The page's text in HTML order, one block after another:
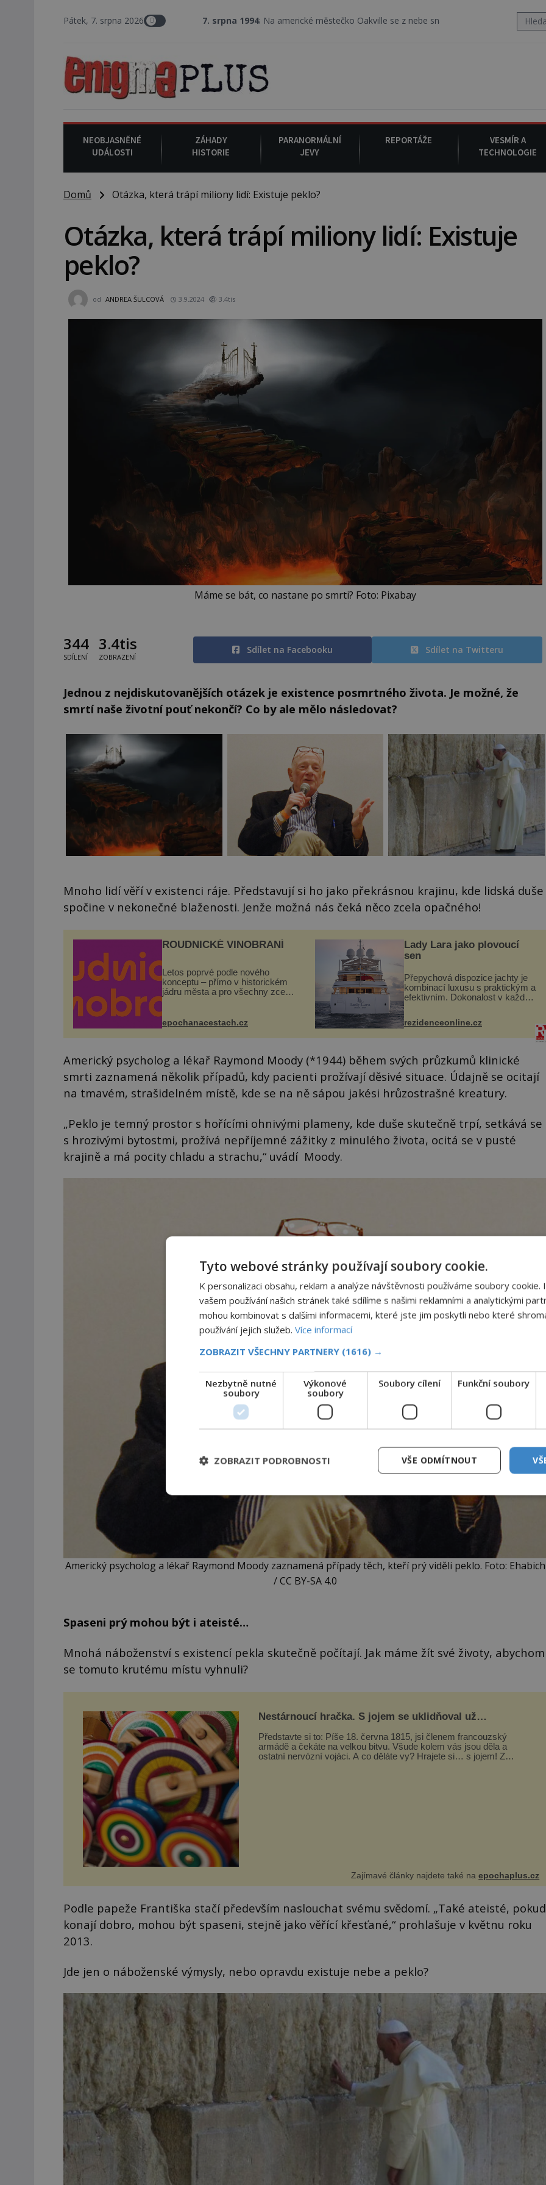
Pátek, 7. srpna 20267. srpna 1994 : Na americké městečko Oakville se z nebe snáší podivná rosolovitá látka neznámého
NEOBJASNĚNÉ
UDÁLOSTI
ZÁHADY
HISTORIE
PARANORMÁLNÍ
JEVY
REPORTÁŽE
VESMÍR A
TECHNOLOGIE
Domů Otázka, která trápí miliony lidí: Existuje peklo?
Otázka, která trápí miliony lidí: Existuje
peklo?
od ANDREA ŠULCOVÁ 3.9.2024 3.4tis
Máme se bát, co nastane po smrti? Foto: Pixabay
344
SDÍLENÍ
3.4tis
ZOBRAZENÍ
Sdílet na Facebooku Sdílet na Twitteru
Jednou z nejdiskutovanějších otázek je existence posmrtného života. Je možné, že
smrtí naše životní pouť nekončí? Co by ale mělo následovat?
Mnoho lidí věří v existenci ráje. Představují si ho jako překrásnou krajinu, kde lidská duše
spočine v nekonečné blaženosti. Jenže možná nás čeká něco zcela opačného!
ROUDNICKÉ VINOBRANÍ
Letos poprvé podle nového
konceptu – přímo v historickém
jádru města a pro všechny zcela
náměstí. Návštěvníci se mohou
těšit na víno, burčák, pes...
epochanacestach.cz
Lady Lara jako plovoucí
sen
Přepychová dispozice jachty je
kombinací luxusu s praktickým a
efektivním. Dokonalost v každém
paluby. Monacký přístav nabízí
každoročn...
rezidenceonline.cz
Americký psycholog a lékař Raymond Moody (*1944) během svých průzkumů klinické
smrti zaznamená několik případů, kdy pacienti prožívají děsivé situace. Údajně se ocitají
na tmavém, strašidelném místě, kde se na ně sápou jakési hrůzostrašné kreatury.
„Peklo je temný prostor s hořícími ohnivými plameny, kde duše skutečně trpí, setkává se
s hrozivými bytostmi, prožívá nepříjemné zážitky z minulého života, ocitá se v pusté
krajině a má pocity chladu a strachu,“ uvádí Moody.
Americký psycholog a lékař Raymond Moody zaznamená případy těch, kteří prý viděli peklo. Foto: Ehabich
/ CC BY-SA 4.0
Spaseni prý mohou být i ateisté…
Mnohá náboženství s existencí pekla skutečně počítají. Jak máme žít své životy, abychom
se tomuto krutému místu vyhnuli?
Nestárnoucí hračka. S jojem se uklidňoval už
Představte si to: Píše 18. června 1815, jsi členem francouzský
armádě a čekáte na velkou bitvu. Všude kolem vás jsou děla a
ostatní nervózní vojáci. A co děláte vy? Hrajete si… s jojem! Zdá
Zajímavé články najdete také naepochaplus.cz
Podle papeže Františka stačí především naslouchat svému svědomí. „Také ateisté, pokud
konají dobro, mohou být spaseni, stejně jako věřící křesťané,“ prohlašuje v květnu roku
2013.
Jde jen o náboženské výmysly, nebo opravdu existuje nebe a peklo?
Tyto webové stránky používají soubory cookie.
K personalizaci obsahu, reklam a analýze návštěvnosti používáme soubory cookie.
vašem používání našich stránek také sdílíme s našimi reklamními a analytickými
mohou kombinovat s dalšími informacemi, které jste jim poskytli nebo které
používání jejich služeb. Více informací
ZOBRAZIT VŠECHNY PARTNERY (1616) →
Nezbytně nutné
soubory
Výkonové
soubory
Soubory cílení Funkční soubory
VŠE ODMÍTNOUT
ZOBRAZIT PODROBNOSTI